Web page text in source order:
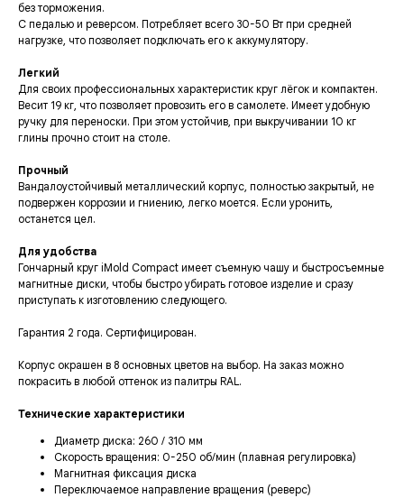
без торможения.
С педалью и реверсом. Потребляет всего 30-50 Вт при средней
нагрузке, что позволяет подключать его к аккумулятору.
Легкий
Для своих профессиональных характеристик круг лёгок и компактен.
Весит 19 кг, что позволяет провозить его в самолете. Имеет удобную
ручку для переноски. При этом устойчив, при выкручивании 10 кг
глины прочно стоит на столе.
Прочный
Вандалоустойчивый металлический корпус, полностью закрытый, не
подвержен коррозии и гниению, легко моется. Если уронить,
останется цел.
Для удобства
Гончарный круг iMold Compact имеет съемную чашу и быстросъемные
магнитные диски, чтобы быстро убирать готовое изделие и сразу
приступать к изготовлению следующего.
Гарантия 2 года. Сертифицирован.
Корпус окрашен в 8 основных цветов на выбор. На заказ можно
покрасить в любой оттенок из палитры RAL.
Технические характеристики
Диаметр диска: 260 / 310 мм
Скорость вращения: 0-250 об/мин (плавная регулировка)
Магнитная фиксация диска
Переключаемое направление вращения (реверс)